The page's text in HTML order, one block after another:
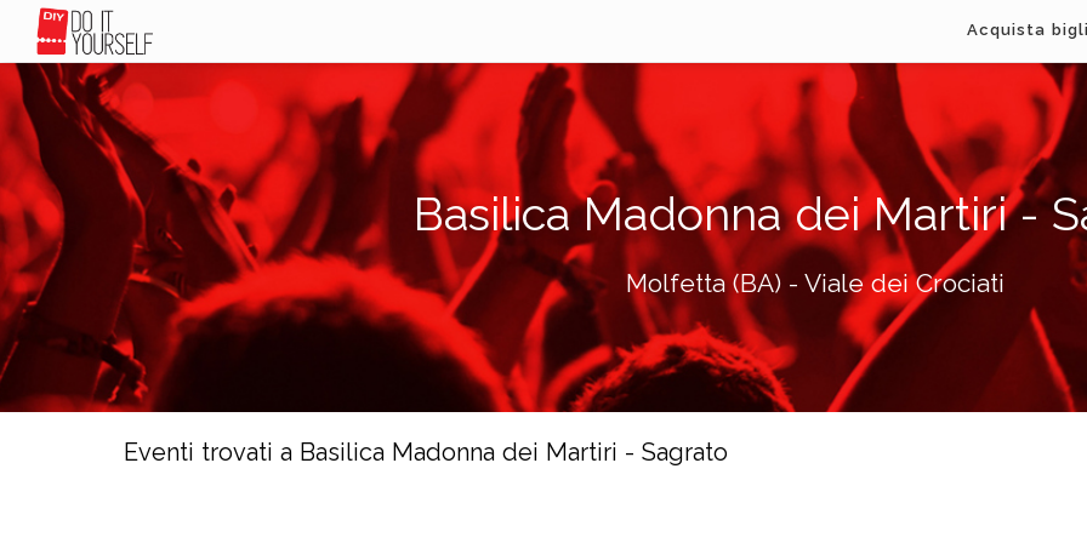
Acquista
Basilica Madonna dei Martiri -
Molfetta (BA) - Viale dei Crociati
Eventi trovati a Basilica Madonna dei Martiri - Sagrato